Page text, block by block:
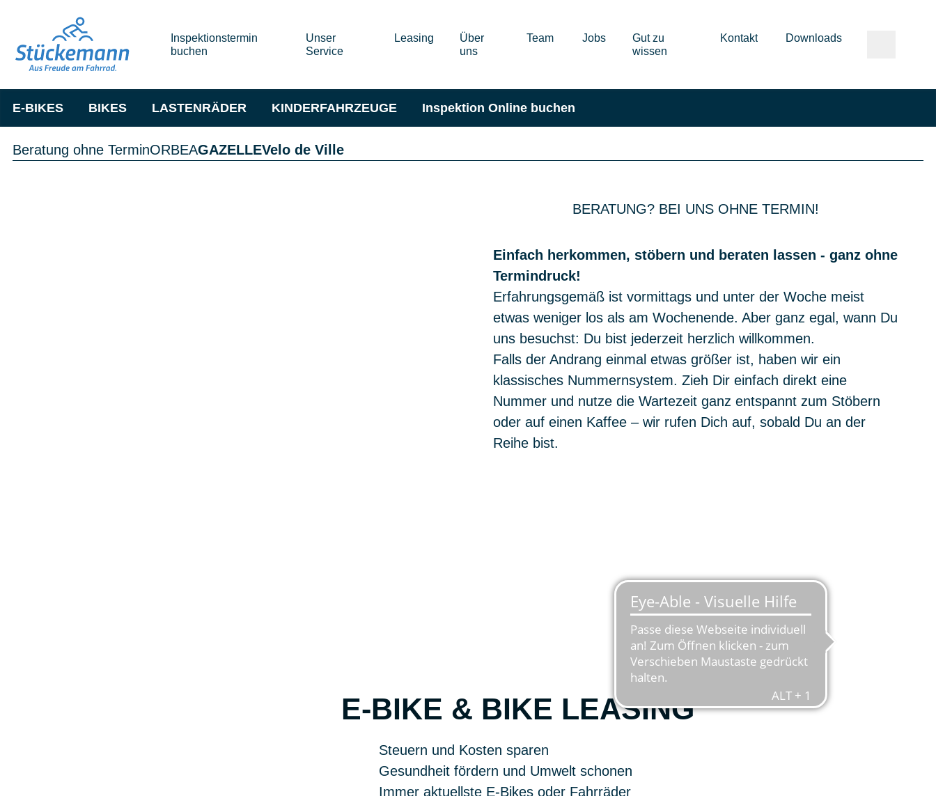
Inspektionstermin
buchen
Unser
Service
Leasing
Über
uns
Team Jobs
Gut zu
wissen
Kontakt Downloads
E-BIKES BIKES LASTENRÄDER KINDERFAHRZEUGE Inspektion Online buchen
Beratung ohne TerminORBEAGAZELLEVelo de Ville
BERATUNG? BEI UNS OHNE TERMIN!
Einfach herkommen, stöbern und beraten lassen - ganz ohne
Termindruck!
Erfahrungsgemäß ist vormittags und unter der Woche meist
etwas weniger los als am Wochenende. Aber ganz egal, wann Du
uns besuchst: Du bist jederzeit herzlich willkommen.
Falls der Andrang einmal etwas größer ist, haben wir ein
klassisches Nummernsystem. Zieh Dir einfach direkt eine
Nummer und nutze die Wartezeit ganz entspannt zum Stöbern
oder auf einen Kaffee – wir rufen Dich auf, sobald Du an der
Reihe bist.
E-BIKE & BIKE LEASING
Steuern und Kosten sparen
Gesundheit fördern und Umwelt schonen
Immer aktuellste E-Bikes oder Fahrräder